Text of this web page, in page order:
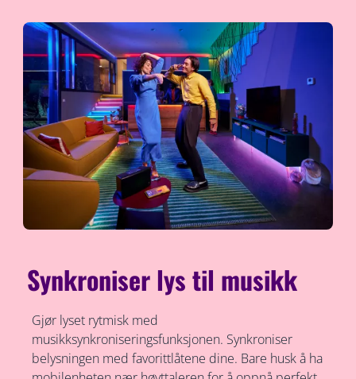
Synkroniser lys til musikk
Gjør lyset rytmisk med
musikksynkroniseringsfunksjonen. Synkroniser
belysningen med favorittlåtene dine. Bare husk å ha